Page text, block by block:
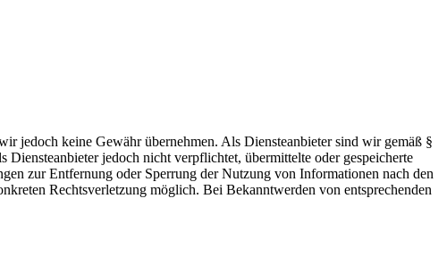
jedoch keine Gewähr übernehmen. Als Diensteanbieter sind wir gemäß §
jedoch nicht verpflichtet, übermittelte oder gespeicherte
zur Entfernung oder Sperrung der Nutzung von Informationen nach den
Rechtsverletzung möglich. Bei Bekanntwerden von entsprechenden